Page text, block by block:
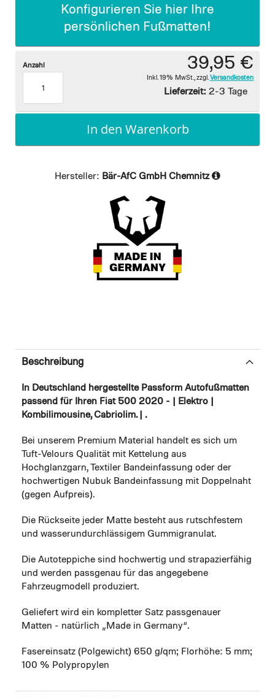
Konfigurieren Sie hier Ihre
persönlichen Fußmatten!
39,95 €
Inkl. 19% MwSt. zzgl. Versandkosten
Lieferzeit: 2-3 Tage
Anzahl
In den Warenkorb
Hersteller: Bär-AfC GmbH Chemnitz
Beschreibung
In Deutschland hergestellte Passform Autofußmatten
passend für Ihren Fiat 500 2020 - | Elektro |
Kombilimousine, Cabriolim. | .
Bei unserem Premium Material handelt es sich um
Tuft-Velours Qualität mit Kettelung aus
Hochglanzgarn, Textiler Bandeinfassung oder der
hochwertigen Nubuk Bandeinfassung mit Doppelnaht
(gegen Aufpreis).
Die Rückseite jeder Matte besteht aus rutschfestem
und wasserundurchlässigem Gummigranulat.
Die Autoteppiche sind hochwertig und strapazierfähig
und werden passgenau für das angegebene
Fahrzeugmodell produziert.
Geliefert wird ein kompletter Satz passgenauer
Matten - natürlich „Made in Germany“.
Fasereinsatz (Polgewicht) 650 g/qm; Florhöhe: 5 mm;
100 % Polypropylen